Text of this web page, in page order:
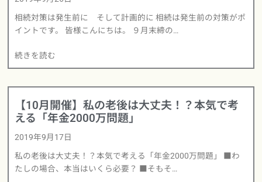
相続対策は発生前に そして計画的に 相続は発生前の対策がポ
イントです。 皆様こんにちは。 ９月末締の…
続きを読む
【10月開催】私の老後は大丈夫！？本気で考
える「年金2000万問題」
2019年9月17日
私の老後は大丈夫！？本気で考える「年金2000万問題」 ■わ
たしの場合、本当はいくら必要？ ■そもそ…